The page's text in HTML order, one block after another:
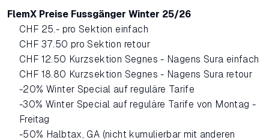
FlemX Preise Fussgänger Winter 25/26
CHF 25.- pro Sektion einfach
CHF 37.50 pro Sektion retour
CHF 12.50 Kurzsektion Segnes - Nagens Sura einfach
CHF 18.80 Kurzsektion Segnes - Nagens Sura retour
-20% Winter Special auf reguläre Tarife
-30% Winter Special auf reguläre Tarife von Montag -
Freitag
-50% Halbtax, GA (nicht kumulierbar mit anderen